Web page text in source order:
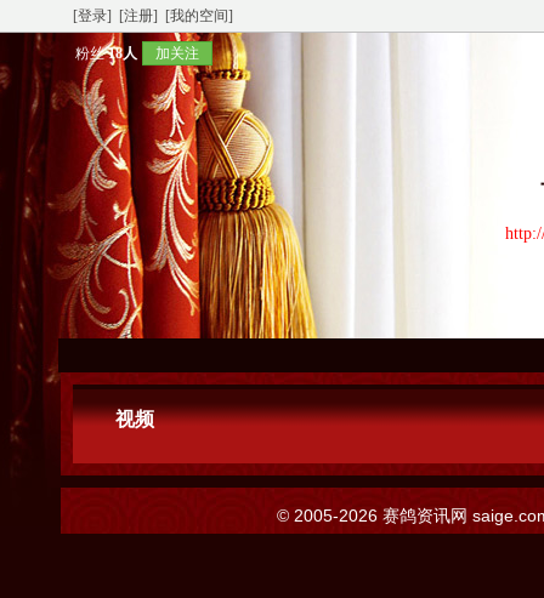
[登录] [注册] [我的空间]
粉丝18人 加关注
视频
© 2005-2026 赛鸽资讯网